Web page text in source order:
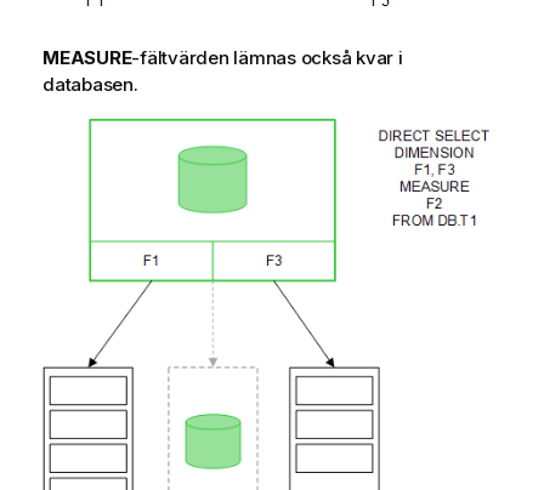
MEASURE-fältvärden lämnas också kvar i
databasen.